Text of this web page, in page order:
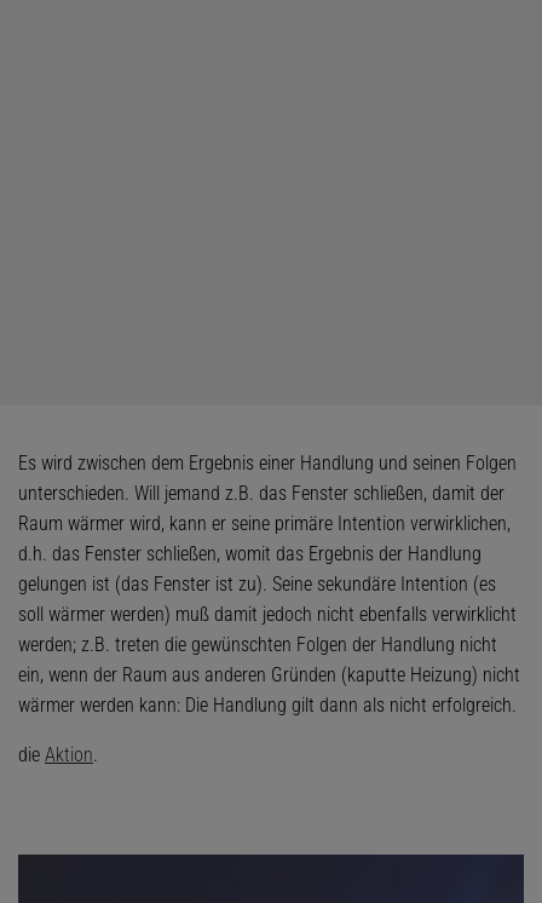
Es wird zwischen dem Ergebnis einer Handlung und seinen Folgen
unterschieden. Will jemand z.B. das Fenster schließen, damit der
Raum wärmer wird, kann er seine primäre Intention verwirklichen,
d.h. das Fenster schließen, womit das Ergebnis der Handlung
gelungen ist (das Fenster ist zu). Seine sekundäre Intention (es
soll wärmer werden) muß damit jedoch nicht ebenfalls verwirklicht
werden; z.B. treten die gewünschten Folgen der Handlung nicht
ein, wenn der Raum aus anderen Gründen (kaputte Heizung) nicht
wärmer werden kann: Die Handlung gilt dann als nicht erfolgreich.
die Aktion.